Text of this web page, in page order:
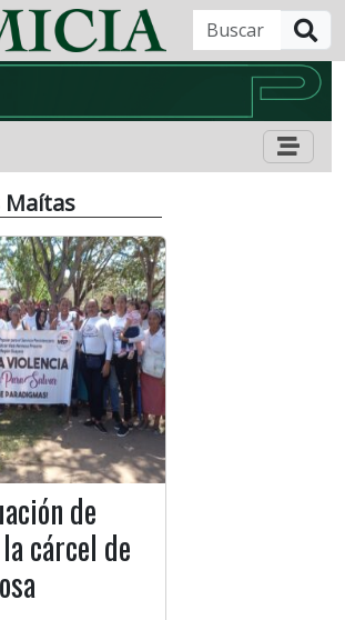
Maítas
de
cárcel de